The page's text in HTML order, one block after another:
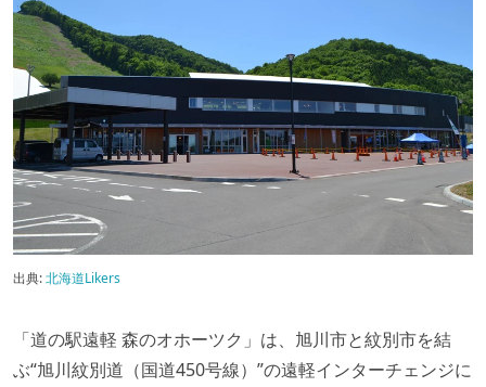
出典:北海道Likers
「道の駅遠軽 森のオホーツク」は、旭川市と紋別市を結
ぶ“旭川紋別道（国道450号線）”の遠軽インターチェンジに